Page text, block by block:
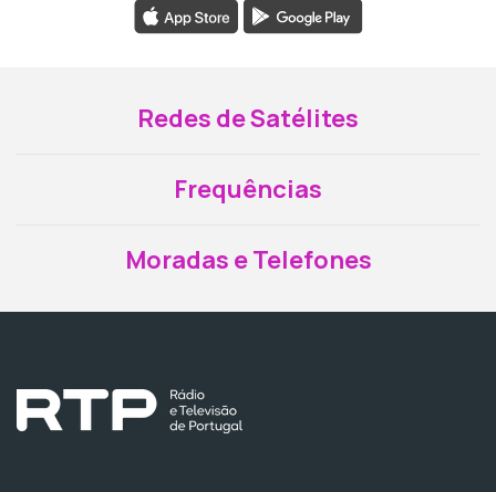
Redes de Satélites
Frequências
Moradas e Telefones